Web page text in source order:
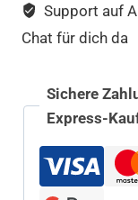
Support auf
Chat für dich da
Sichere
Express-